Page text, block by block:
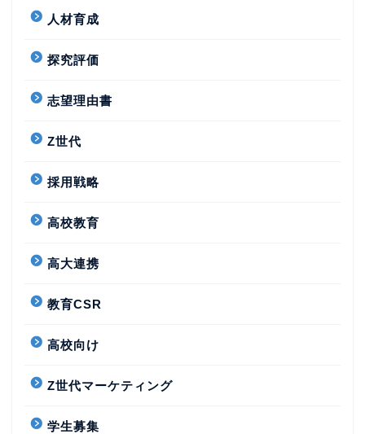
人材育成
探究評価
志望理由書
Z世代
採用戦略
高校教育
高大連携
教育CSR
高校向け
Z世代マーケティング
学生募集